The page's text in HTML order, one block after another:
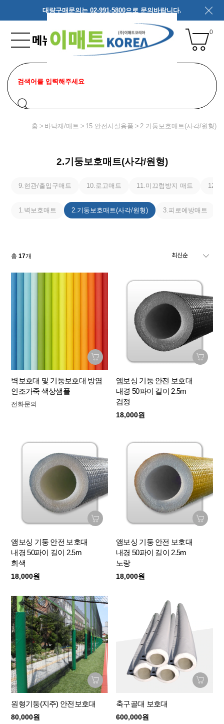
대량구매문의는 02-991-5800으로 문의바랍니다.
0
홈 바닥재/매트 15.안전시설용품 2.기둥보호매트(사각/원형)
2.기둥보호매트(사각/원형)
9.현관/출입구매트 10.로고매트 11.미끄럼방지 매트 12.
1.벽보호매트 2.기둥보호매트(사각/원형) 3.피로예방매트
총17개
벽보호대 및 기둥보호대 방염
인조가죽 색상샘플
전화문의
앰보싱 기둥 안전 보호대
내경 50파이 길이 2.5m
검정
18,000원
앰보싱 기둥 안전 보호대
내경 50파이 길이 2.5m
회색
18,000원
앰보싱 기둥 안전 보호대
내경 50파이 길이 2.5m
노랑
18,000원
원형기둥(지주) 안전보호대
80,000원
축구골대 보호대
600,000원